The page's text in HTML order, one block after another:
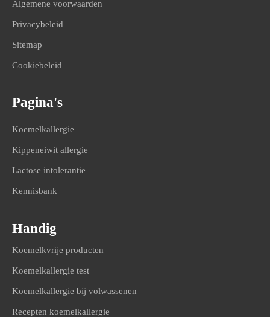
Algemene voorwaarden
Privacybeleid
Sitemap
Cookiebeleid
Pagina's
Koemelkallergie
Kippeneiwit allergie
Lactose intolerantie
Kennisbank
Handig
Koemelkvrije producten
Koemelkallergie test
Koemelkallergie bij volwassenen
Recepten koemelkallergie